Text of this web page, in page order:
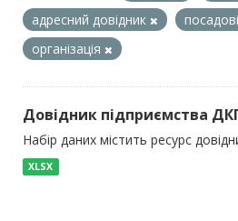
адресний довідник
організація
Довідник підприємства
Набір даних містить ресурс
XLSX